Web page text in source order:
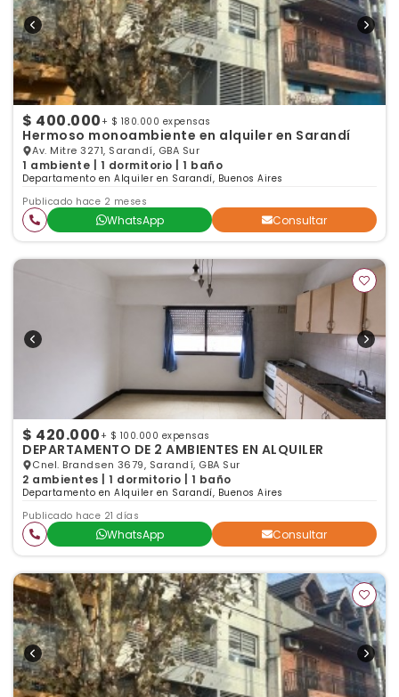
$ 400.000 + $ 180.000 expensas
Hermoso monoambiente en alquiler en Sarandí
Av. Mitre 3271, Sarandí, GBA Sur
1 ambiente | 1 dormitorio | 1 baño
Departamento en Alquiler en Sarandí, Buenos Aires
Publicado hace 2 meses
WhatsApp Consultar
$ 420.000 + $ 100.000 expensas
DEPARTAMENTO DE 2 AMBIENTES EN ALQUILER
Cnel. Brandsen 3679, Sarandí, GBA Sur
2 ambientes | 1 dormitorio | 1 baño
Departamento en Alquiler en Sarandí, Buenos Aires
Publicado hace 21 días
WhatsApp Consultar